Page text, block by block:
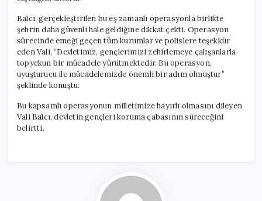
Balcı, gerçekleştirilen bu eş zamanlı operasyonla birlikte
şehrin daha güvenli hale geldiğine dikkat çekti. Operasyon
sürecinde emeği geçen tüm kurumlar ve polislere teşekkür
eden Vali, “Devletimiz, gençlerimizi zehirlemeye çalışanlarla
topyekun bir mücadele yürütmektedir. Bu operasyon,
uyuşturucu ile mücadelemizde önemli bir adım olmuştur”
şeklinde konuştu.
Bu kapsamlı operasyonun milletimize hayırlı olmasını dileyen
Vali Balcı, devletin gençleri koruma çabasının süreceğini
belirtti.